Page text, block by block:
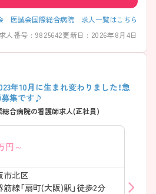
医誠会国際総合病院 求人一覧はこちら
求人番号 : 9825642更新日 : 2026年8月4日
年10月に生まれ変わりました！急
集です♪
合病院の看護師求人(正社員)
円～
市北区
線「扇町(大阪)駅」徒歩2分